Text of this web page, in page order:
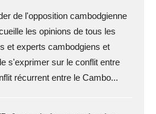
de l'opposition cambodgienne
les opinions de tous les
et experts cambodgiens et
s'exprimer sur le conflit entre
récurrent entre le Cambo...